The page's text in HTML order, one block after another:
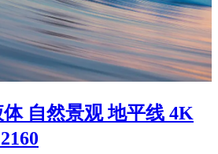
自然景观 地平线 4K